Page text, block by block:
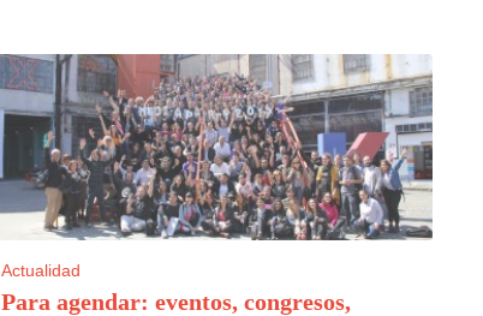
Actualidad
Para agendar: eventos, congresos,